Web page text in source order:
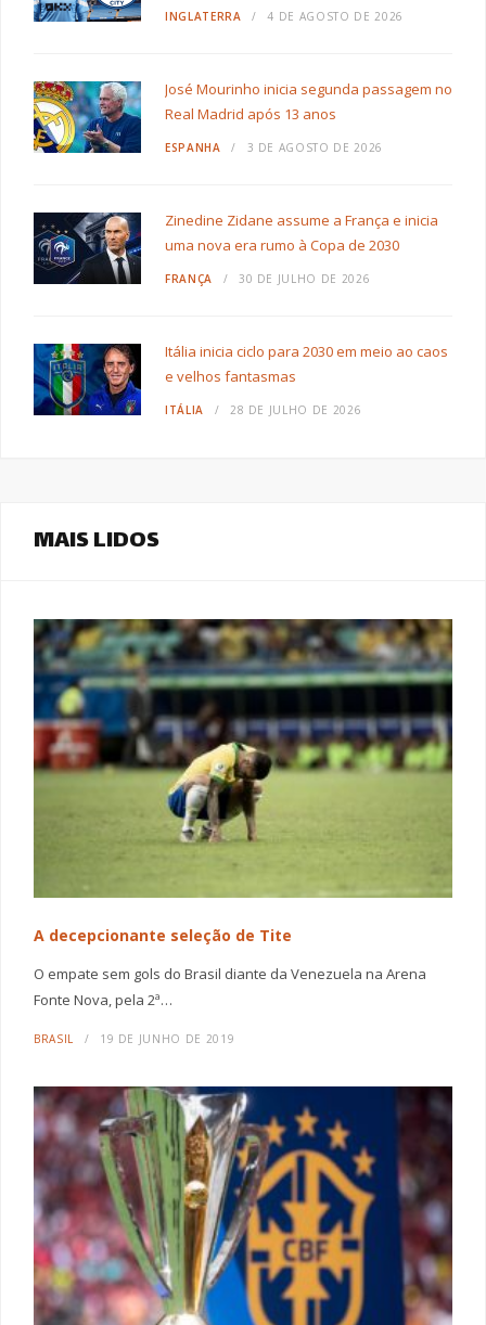
INGLATERRA 4 DE AGOSTO DE 2026
José Mourinho inicia segunda passagem no
Real Madrid após 13 anos
ESPANHA 3 DE AGOSTO DE 2026
Zinedine Zidane assume a França e inicia
uma nova era rumo à Copa de 2030
FRANÇA 30 DE JULHO DE 2026
Itália inicia ciclo para 2030 em meio ao caos
e velhos fantasmas
ITÁLIA 28 DE JULHO DE 2026
MAIS LIDOS
A decepcionante seleção de Tite
O empate sem gols do Brasil diante da Venezuela na Arena
Fonte Nova, pela 2ª…
BRASIL 19 DE JUNHO DE 2019